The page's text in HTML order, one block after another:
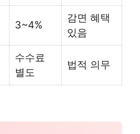
3~4%
감면 혜택
있음
수수료
별도
법적 의무